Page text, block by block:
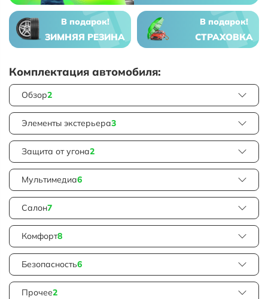
В подарок!
ЗИМНЯЯ РЕЗИНА
В подарок!
СТРАХОВКА
Комплектация автомобиля:
Обзор2
Элементы экстерьера3
Защита от угона2
Мультимедиа6
Салон7
Комфорт8
Безопасность6
Прочее2